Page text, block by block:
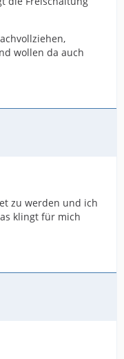
wollen da auch
zu werden und ich
klingt für mich